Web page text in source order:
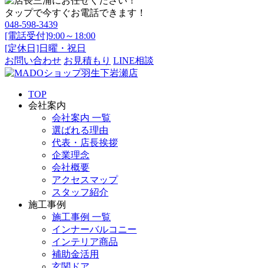
タップで今すぐお電話できます！
048-598-3439
[電話受付]9:00～18:00
[定休日]日曜・祝日
お問い合わせ お見積もり LINE相談
TOP
会社案内
会社案内 一覧
選ばれる理由
代表・店長挨拶
企業理念
会社概要
アクセスマップ
スタッフ紹介
施工事例
施工事例 一覧
インナーバルコニー
インテリア商品
補助金活用